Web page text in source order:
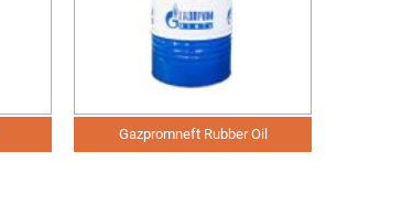
Gazpromneft Rubber Оil